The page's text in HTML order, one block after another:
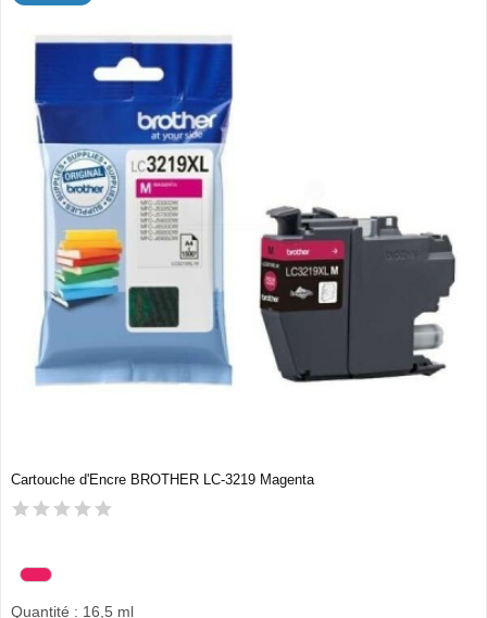
Cartouche d'Encre BROTHER LC-3219 Magenta
Quantité : 16,5 ml